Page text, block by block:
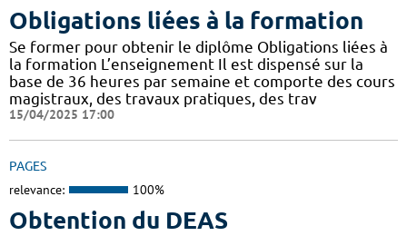
Obligations liées à la formation
Se former pour obtenir le diplôme Obligations liées à
la formation L’enseignement Il est dispensé sur la
base de 36 heures par semaine et comporte des cours
magistraux, des travaux pratiques, des trav
15/04/2025 17:00
PAGES
relevance: 100%
Obtention du DEAS